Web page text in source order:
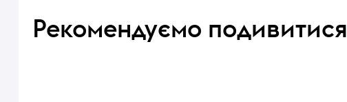
Рекомендуємо подивитися